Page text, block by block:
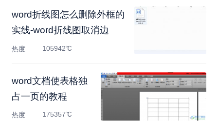
word折线图怎么删除外框的
实线-word折线图取消边
热度 105942℃
​word文档使表格独
占一页的教程
热度 175357℃